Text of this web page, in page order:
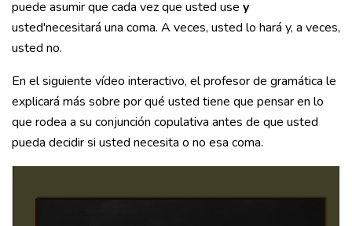
puede asumir que cada vez que usted use y
usted'necesitará una coma. A veces, usted lo hará y, a veces,
usted no.
En el siguiente vídeo interactivo, el profesor de gramática le
explicará más sobre por qué usted tiene que pensar en lo
que rodea a su conjunción copulativa antes de que usted
pueda decidir si usted necesita o no esa coma.